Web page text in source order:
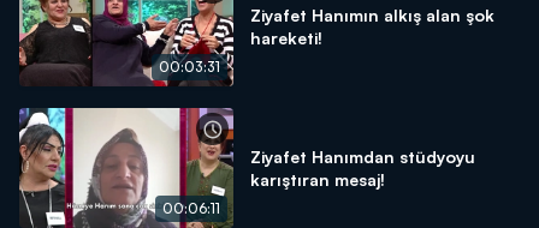
00:03:31
Ziyafet Hanımın alkış alan şok
hareketi!
00:06:11
Ziyafet Hanımdan stüdyoyu
karıştıran mesaj!